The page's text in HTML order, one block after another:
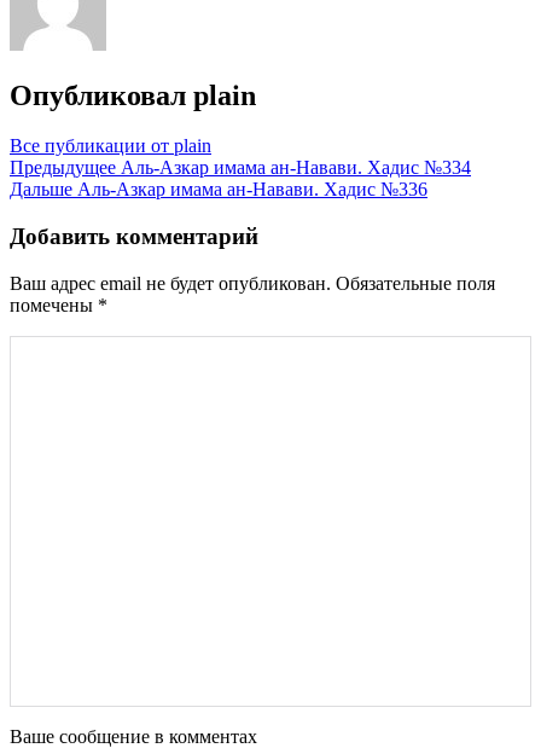
Опубликовал plain
Все публикации от plain
Навигация
по
записям
Предыдущее Аль-Азкар имама ан-Навави. Хадис №334
Дальше Аль-Азкар имама ан-Навави. Хадис №336
Добавить комментарий
Ваш адрес email не будет опубликован. Обязательные поля
помечены *
Ваше сообщение в комментах